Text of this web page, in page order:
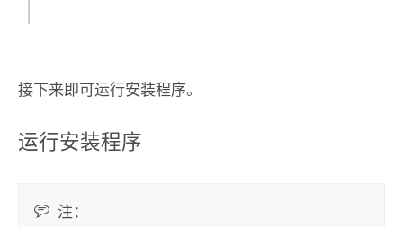
接下来即可运行安装程序。
运行安装程序
注：